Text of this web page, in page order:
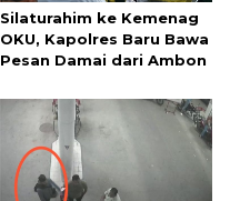
Silaturahim ke Kemenag
OKU, Kapolres Baru Bawa
Pesan Damai dari Ambon